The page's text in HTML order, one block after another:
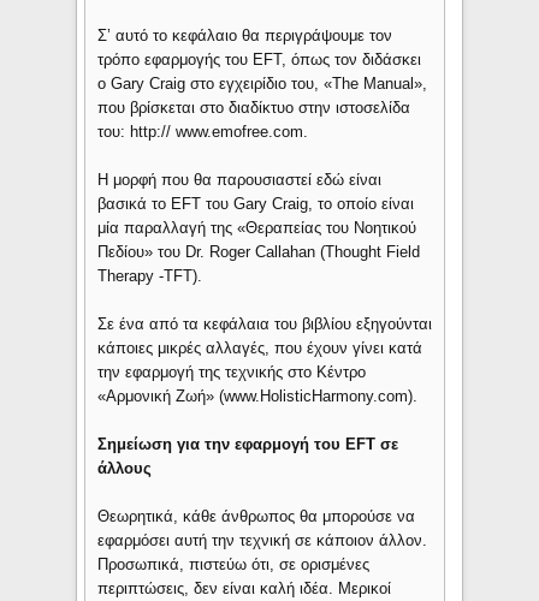
Σ’ αυτό το κεφάλαιο θα περιγράψουμε τον
τρόπο εφαρμογής του EFT, όπως τον διδάσκει
ο Gary Craig στο εγχειρίδιο του, «The Manual»,
που βρίσκεται στο διαδίκτυo στην ιστοσελίδα
του: http:// www.emofree.com.
Η μορφή που θα παρουσιαστεί εδώ είναι
βασικά το EFT του Gary Craig, το οποίο είναι
μία παραλλαγή της «Θεραπείας του Νοητικού
Πεδίου» του Dr. Roger Callahan (Thought Field
Therapy -TFT).
Σε ένα από τα κεφάλαια του βιβλίου εξηγούνται
κάποιες μικρές αλλαγές, που έχουν γίνει κατά
την εφαρμογή της τεχνικής στο Κέντρο
«Αρμονική Ζωή» (www.HolisticHarmony.com).
Σημείωση για την εφαρμογή του EFT σε
άλλους
Θεωρητικά, κάθε άνθρωπος θα μπορούσε να
εφαρμόσει αυτή την τεχνική σε κάποιον άλλον.
Προσωπικά, πιστεύω ότι, σε ορισμένες
περιπτώσεις, δεν είναι καλή ιδέα. Μερικοί